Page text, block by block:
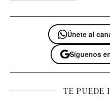
Únete al
Síguenos
TE PUEDE